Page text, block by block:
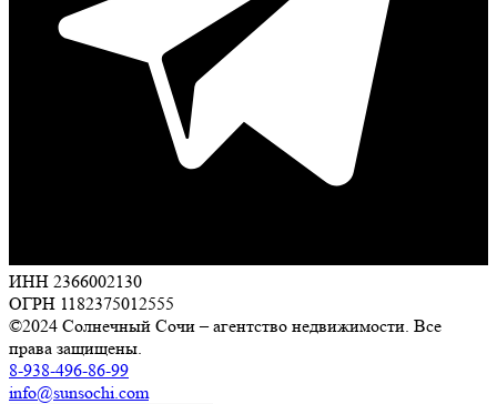
ИНН 2366002130
ОГРН 1182375012555
©2024 Солнечный Сочи – агентство недвижимости. Все
права защищены.
8-938-496-86-99
info@sunsochi.com